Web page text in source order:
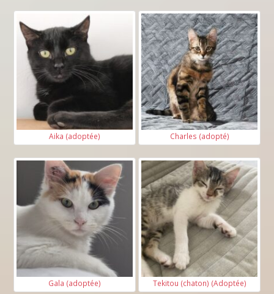
Aika (adoptée) Charles (adopté)
Gala (adoptée) Tekitou (chaton) (Adoptée)